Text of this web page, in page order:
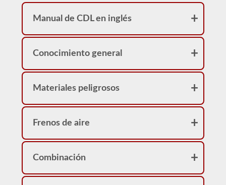
Manual de CDL en inglés
Conocimiento general
Materiales peligrosos
Frenos de aire
Combinación